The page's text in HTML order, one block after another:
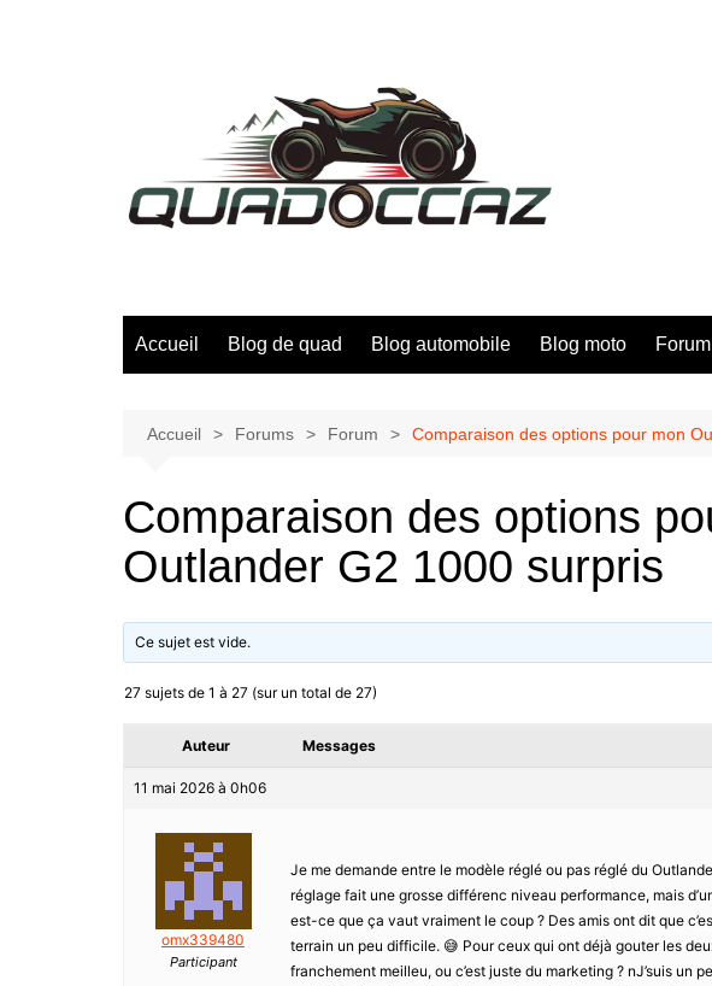
Accueil Blog de quad Blog automobile Blog moto Forum
Accueil Forums Forum Comparaison des options pour mon
Comparaison des options
Outlander G2 1000 surpris
Ce sujet est vide.
27 sujets de 1 à 27 (sur un total de 27)
Auteur Messages
11 mai 2026 à 0h06
omx339480
Participant
Je me demande entre le modèle réglé ou pas réglé du
réglage fait une grosse différenc niveau performance, mais
est-ce que ça vaut vraiment le coup ? Des amis ont dit que
terrain un peu difficile. 😅 Pour ceux qui ont déjà gouter les
franchement meilleu, ou c’est juste du marketing ? nJ’suis un